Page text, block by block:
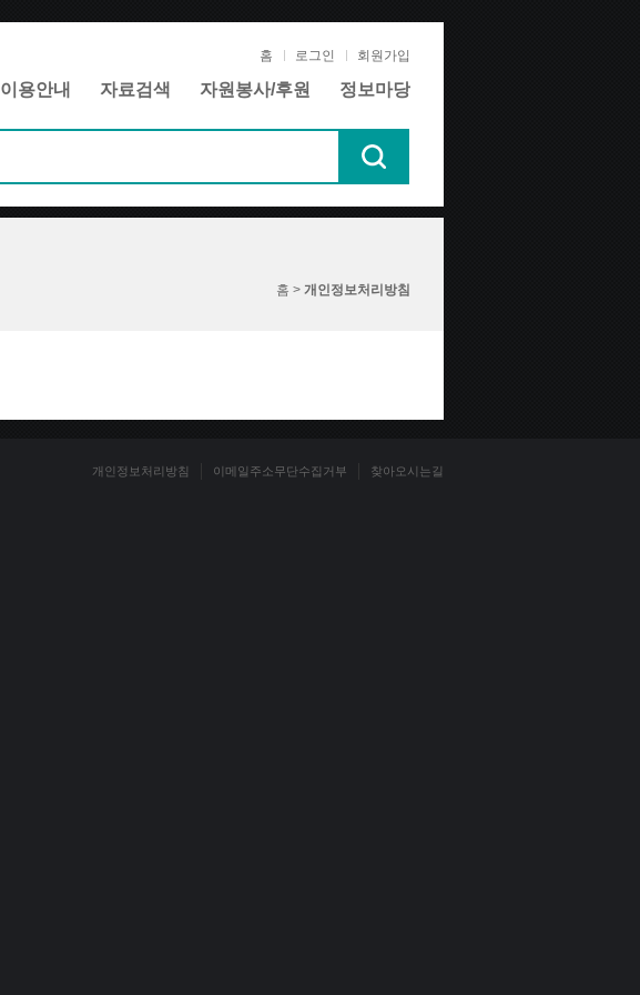
홈 로그인 회원가입
이용안내 자료검색 자원봉사/후원 정보마당
홈 > 개인정보처리방침
개인정보처리방침 이메일주소무단수집거부 찾아오시는길